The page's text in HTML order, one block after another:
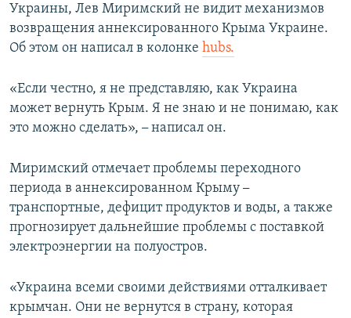
поискуИНФОГРАФИКА
ТЕЛЕПРОЕКТ КРЫМ.РЕАЛИИ
ПРОПАВШИЕ БЕЗ ВЕСТИ
ПОБЕДИТЕЛЕЙ НЕ СУДЯТ?
ELIFBE
УКРАИНСКАЯ ПРОБЛЕМА КРЫМА
КАК ОБОЙТИ БЛОКИРОВКУ
Qırımtatar
ПРИСОЕДИНЯЙТЕСЬ!
Все сайты RFE/RL
Украины, Лев Миримский не видит механизмов
возвращения аннексированного Крыма Украине.
Об этом он написал в колонке hubs.
«Если честно, я не представляю, как Украина
может вернуть Крым. Я не знаю и не понимаю, как
это можно сделать», –написал он.
Миримский отмечает проблемы переходного
периода в аннексированном Крыму –
транспортные, дефицит продуктов и воды, а также
прогнозирует дальнейшие проблемы с поставкой
электроэнергии на полуостров.
«Украина всеми своими действиями отталкивает
крымчан. Они не вернутся в страну, которая